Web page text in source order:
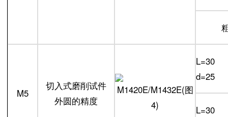
M5
切入式磨削试件
外圆的精度
L=30
d=25
L=30